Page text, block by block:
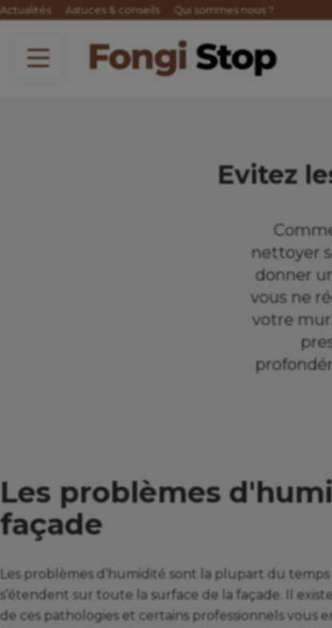
Actualités Astuces & conseils Qui sommes nous ?
Evitez
nettoyer
donner
vous ne
votre
Les problèmes
façade
Les problèmes d’humidité sont la plupart du
s’étendent sur toute la surface de la façade. Il
de ces pathologies et certains professionnels